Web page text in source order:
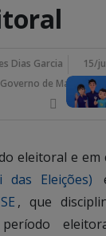
Dias Garcia
15/
de Mato
eleitoral e em
das Eleições)
, que